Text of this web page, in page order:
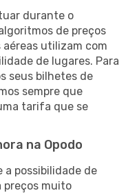
durante o
de preços
utilizam com
de lugares. Para
seus bilhetes de
sempre que
tarifa que se
na Opodo
a possibilidade de
preços muito